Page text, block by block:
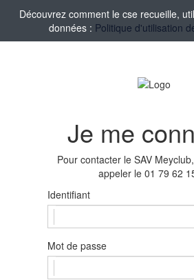
Découvrez comment le cse recueille,
données : Politique d'utilisation
Je me
Pour contacter le SAV
appeler le 01 79 62
Identifiant
Mot de passe